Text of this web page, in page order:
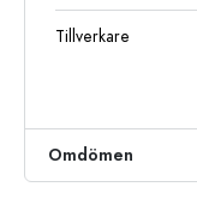
Tillverkare
Omdömen